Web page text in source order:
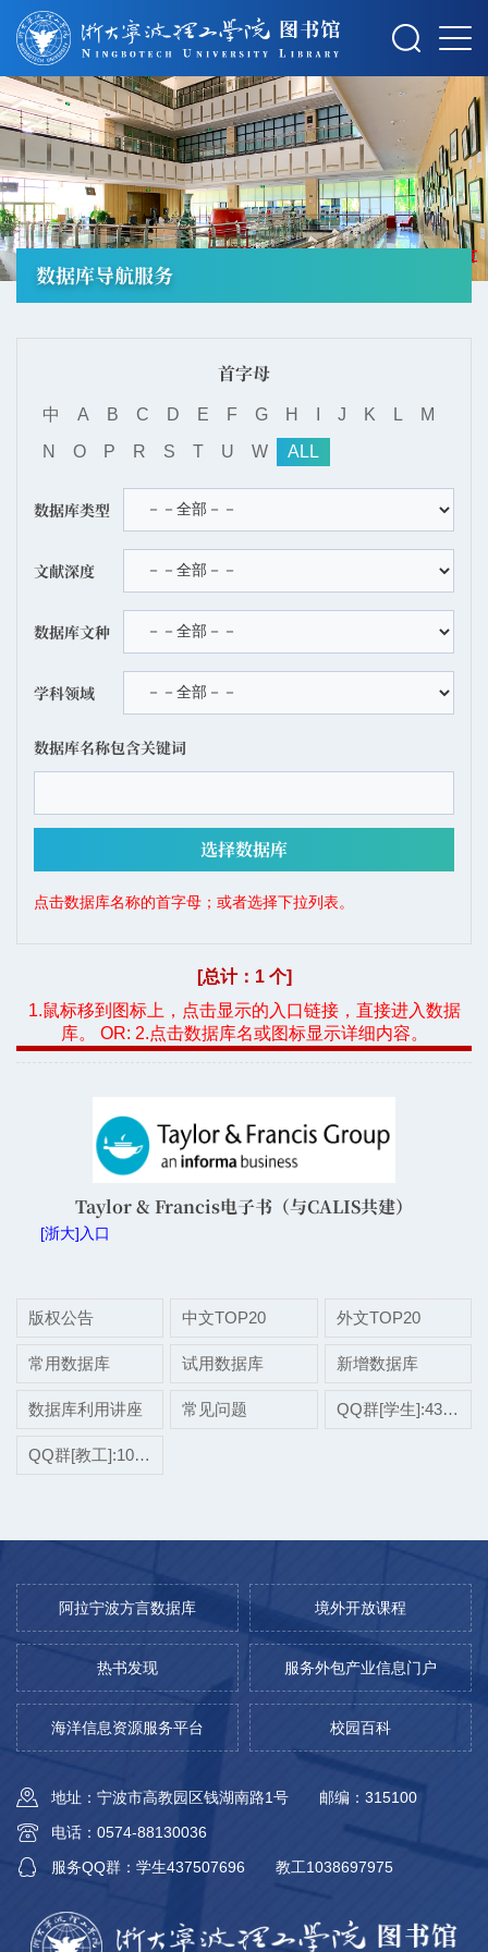
摄影：秋草
数据库导航服务
首字母
中 A B C D E F G H J K L
M
N
O P R S T U W ALL
数据库类型
文献深度
数据库文种
学科领域
数据库名称包含关键词
点击数据库名称的首字母；或者选择下拉列表。
[总计：1 个]
1.鼠标移到图标上，点击显示的入口链接，直接进入数据
库。 OR: 2.点击数据库名或图标显示详细内容。
Taylor & Francis电子书（与CALIS共建）
[浙大]入口
版权公告 中文TOP20 外文TOP20
常用数据库 试用数据库 新增数据库
数据库利用讲座 常见问题 QQ群[学生]:437507696
QQ群[教工]:1038697975
阿拉宁波方言数据库 境外开放课程
热书发现 服务外包产业信息门户
海洋信息资源服务平台 校园百科
地址：宁波市高教园区钱湖南路1号
邮编：315100
电话：0574-88130036
服务QQ群：学生437507696
教工1038697975